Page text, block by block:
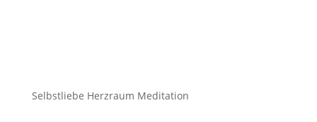
Selbstliebe Herzraum Meditation